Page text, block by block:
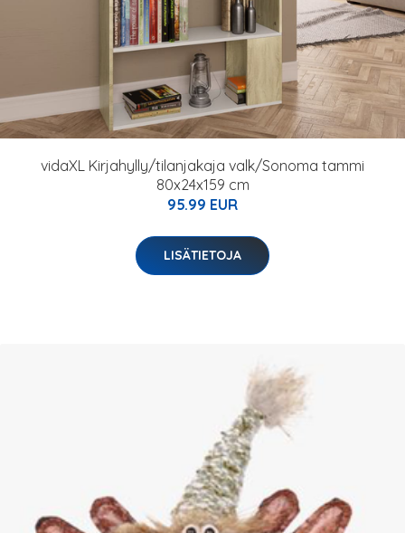
vidaXL Kirjahylly/tilanjakaja valk/Sonoma tammi
80x24x159 cm
95.99 EUR
LISÄTIETOJA